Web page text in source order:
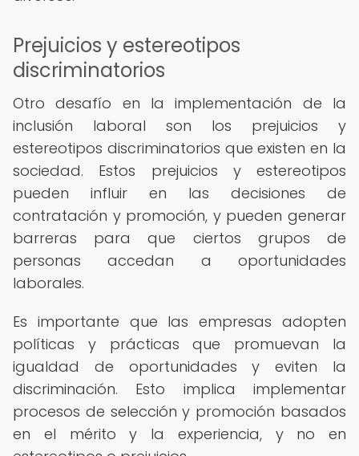
Prejuicios y estereotipos
discriminatorios
Otro desafío en la implementación de la
inclusión laboral son los prejuicios y
estereotipos discriminatorios que existen en la
sociedad. Estos prejuicios y estereotipos
pueden influir en las decisiones de
contratación y promoción, y pueden generar
barreras para que ciertos grupos de
personas accedan a oportunidades
laborales.
Es importante que las empresas adopten
políticas y prácticas que promuevan la
igualdad de oportunidades y eviten la
discriminación. Esto implica implementar
procesos de selección y promoción basados
en el mérito y la experiencia, y no en